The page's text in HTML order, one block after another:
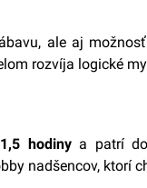
ale aj možnosť
rozvíja logické
1,5 hodinya patrí do
nadšencov, ktorí